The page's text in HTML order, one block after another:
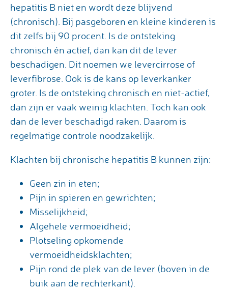
hepatitis B niet en wordt deze blijvend
(chronisch). Bij pasgeboren en kleine kinderen is
dit zelfs bij 90 procent. Is de ontsteking
chronisch én actief, dan kan dit de lever
beschadigen. Dit noemen we levercirrose of
leverfibrose. Ook is de kans op leverkanker
groter. Is de ontsteking chronisch en niet-actief,
dan zijn er vaak weinig klachten. Toch kan ook
dan de lever beschadigd raken. Daarom is
regelmatige controle noodzakelijk.
Klachten bij chronische hepatitis B kunnen zijn:
Geen zin in eten;
Pijn in spieren en gewrichten;
Misselijkheid;
Algehele vermoeidheid;
Plotseling opkomende
vermoeidheidsklachten;
Pijn rond de plek van de lever (boven in de
buik aan de rechterkant).